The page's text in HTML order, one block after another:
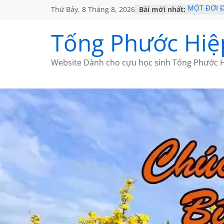
Thứ Bảy, 8 Tháng 8, 2026 Bài mới nhất: MỘT ĐỜI
CHÙM
GIÃ TỪ ĐÀ
HỌC SỬ
Tống Phước
Website Dành cho cựu học sinh Tống Phước